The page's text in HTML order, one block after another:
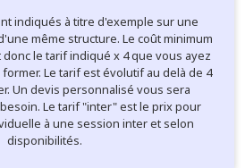
indiqués à titre d'exemple sur une
même structure. Le coût minimum
le tarif indiqué x 4 que vous ayez
Le tarif est évolutif au delà de 4
Un devis personnalisé vous sera
Le tarif "inter" est le prix pour
à une session inter et selon
disponibilités.